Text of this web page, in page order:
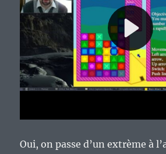
Oui, on passe d’un extrème à